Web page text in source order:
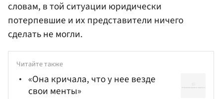
словам, в той ситуации юридически
потерпевшие и их представители ничего
сделать не могли.
Читайте также
«Она кричала, что у нее везде
свои менты»